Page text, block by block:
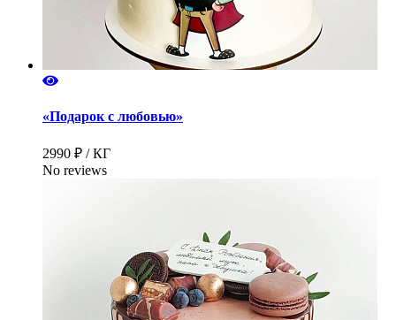
«Подарок с любовью»
2990 ₽ / КГ
No reviews